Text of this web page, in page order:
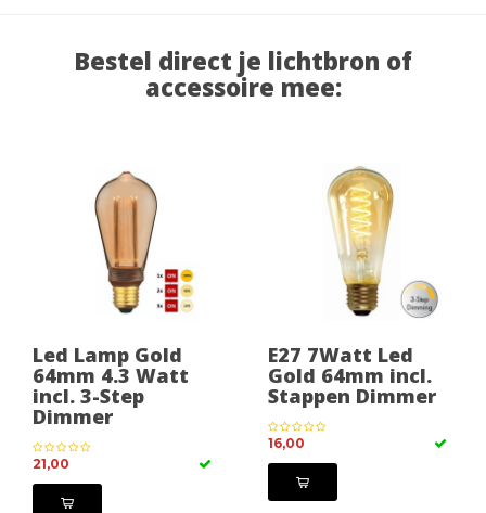
Bestel direct je lichtbron of
accessoire mee:
Led Lamp Gold
64mm 4.3 Watt
incl. 3-Step
Dimmer
21,00
E27 7Watt Led
Gold 64mm incl.
Stappen Dimmer
16,00